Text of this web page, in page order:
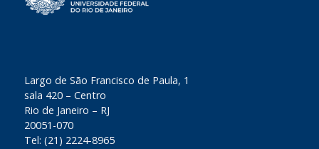
​Largo de São Francisco de Paula, 1
sala 420 – Centro
Rio de Janeiro – RJ
20051-070
Tel: (21) 2224-8965